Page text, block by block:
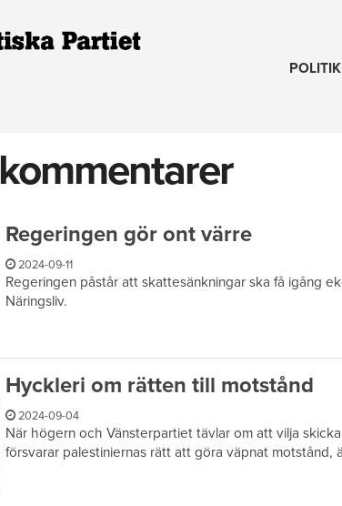
POLITIK
Regeringen gör ont värre
2024-09-11
Regeringen påstår att skattesänkningar ska få igång
Näringsliv.
Hyckleri om rätten till motstånd
2024-09-04
När högern och Vänsterpartiet tävlar om att vilja
försvarar palestiniernas rätt att göra väpnat motstånd,